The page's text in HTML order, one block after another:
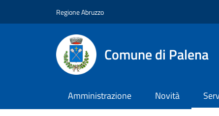
Regione Abruzzo
Comune di Palena
Amministrazione Novità